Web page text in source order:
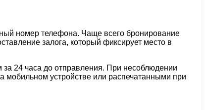
номер телефона. Чаще всего бронирование
залога, который фиксирует место в
24 часа до отправления. При несоблюдении
мобильном устройстве или распечатанными при